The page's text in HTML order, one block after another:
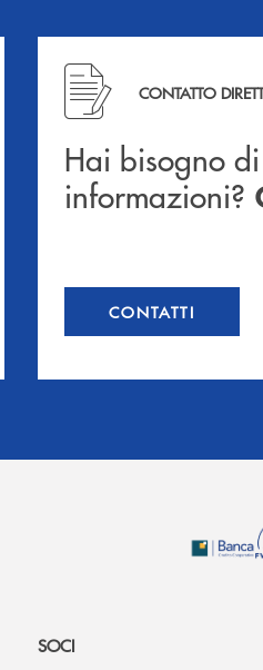
Hai bisogno di
CONTATTO
Hai bisogno di
informazioni?
CONTATTI
SOCI